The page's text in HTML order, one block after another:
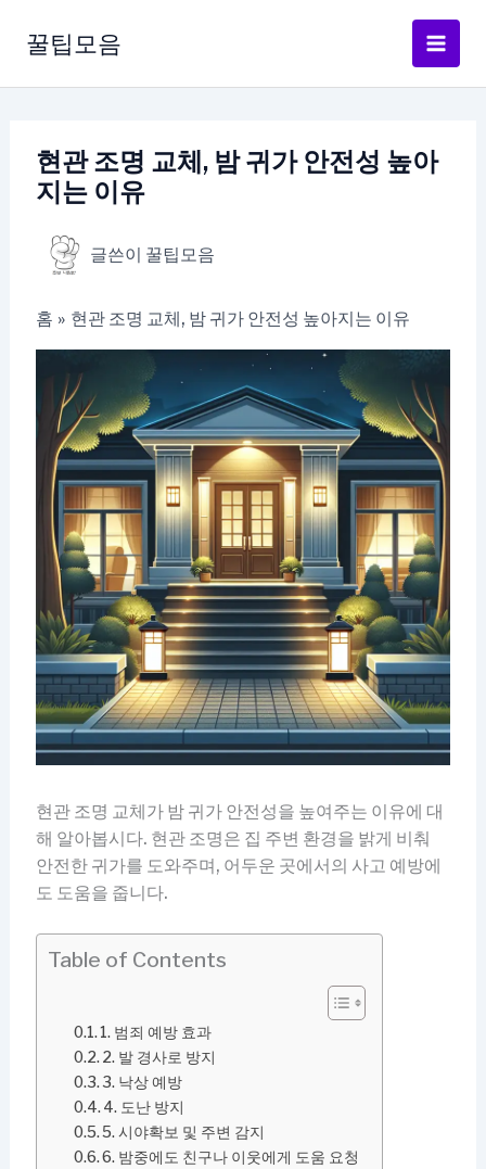
로
꿀팁모음
현관 조명 교체, 밤 귀가 안전성 높아
지는 이유
글쓴이 꿀팁모음
홈 현관 조명 교체, 밤 귀가 안전성 높아지는 이유
현관 조명 교체가 밤 귀가 안전성을 높여주는 이유에 대
해 알아봅시다. 현관 조명은 집 주변 환경을 밝게 비춰
안전한 귀가를 도와주며, 어두운 곳에서의 사고 예방에
도 도움을 줍니다.
Table of Contents
1. 범죄 예방 효과
2. 발 경사로 방지
3. 낙상 예방
4. 도난 방지
5. 시야확보 및 주변 감지
6. 밤중에도 친구나 이웃에게 도움 요청